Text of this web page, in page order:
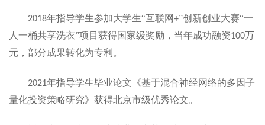
2018年指导学生参加大学生“互联网+”创新创业大赛“一
人一桶共享洗衣”项目获得国家级奖励，当年成功融资100万
元，部分成果转化为专利。
2021年指导学生毕业论文《基于混合神经网络的多因子
量化投资策略研究》获得北京市级优秀论文。